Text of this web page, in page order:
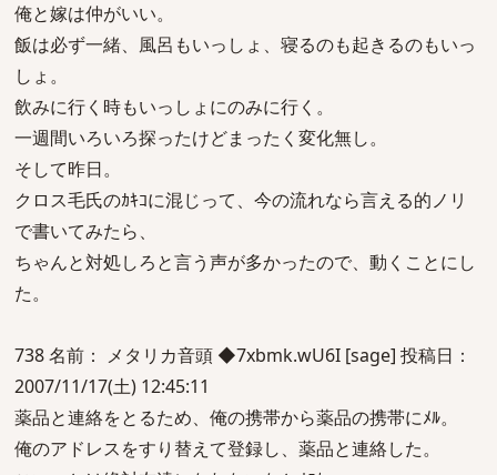
俺と嫁は仲がいい。
飯は必ず一緒、風呂もいっしょ、寝るのも起きるのもいっ
しょ。
飲みに行く時もいっしょにのみに行く。
一週間いろいろ探ったけどまったく変化無し。
そして昨日。
クロス毛氏のｶｷｺに混じって、今の流れなら言える的ノリ
で書いてみたら、
ちゃんと対処しろと言う声が多かったので、動くことにし
た。
738 名前： メタリカ音頭 ◆7xbmk.wU6I [sage] 投稿日：
2007/11/17(土) 12:45:11
薬品と連絡をとるため、俺の携帯から薬品の携帯にﾒﾙ。
俺のアドレスをすり替えて登録し、薬品と連絡した。